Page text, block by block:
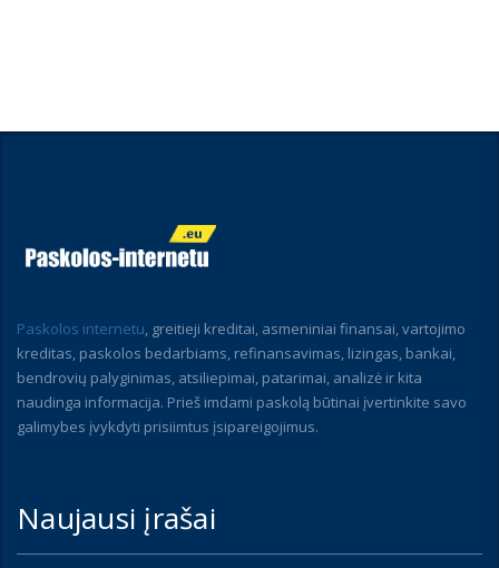
Paskolos internetu, greitieji kreditai, asmeniniai finansai, vartojimo
kreditas, paskolos bedarbiams, refinansavimas, lizingas, bankai,
bendrovių palyginimas, atsiliepimai, patarimai, analizė ir kita
naudinga informacija. Prieš imdami paskolą būtinai įvertinkite savo
galimybes įvykdyti prisiimtus įsipareigojimus.
Naujausi įrašai